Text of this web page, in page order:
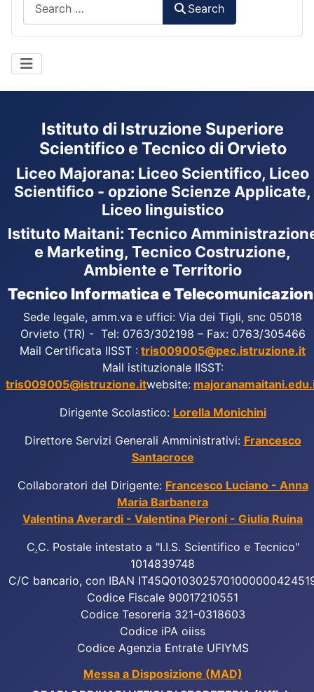
Search
Istituto di Istruzione Superiore
Scientifico e Tecnico di Orvieto
Liceo Majorana: Liceo Scientifico, Liceo
Scientifico - opzione Scienze Applicate,
Liceo linguistico
Istituto Maitani: Tecnico
e Marketing, Tecnico Costruzione,
Ambiente e Territorio
Tecnico Informatica e
Sede legale, amm.va e uffici: Via dei Tigli, snc 05018
Orvieto (TR) - Tel: 0763/302198 – Fax: 0763/305466
Mail Certificata IISST : tris009005@pec.istruzione.it
Mail istituzionale IISST:
tris009005@istruzione.itwebsite:
Dirigente Scolastico: Lorella Monichini
Direttore Servizi Generali Amministrativi: Francesco
Santacroce
Collaboratori del Dirigente: Francesco Luciano - Anna
Maria Barbanera
Valentina Averardi - Valentina Pieroni - Giulia Ruina
C.C. Postale intestato a "I.I.S. Scientifico e Tecnico"
1014839748
C/C bancario, con IBAN
Codice Fiscale 90017210551
Codice Tesoreria 321-0318603
Codice iPA oiiss
Codice Agenzia Entrate UFIYMS
Messa a Disposizione (MAD)